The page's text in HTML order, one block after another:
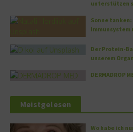
unterstützen
Sonne
Immunsystem
Der Protein-
unserem
DERMADROP
Meistgelesen
Wo habe ich